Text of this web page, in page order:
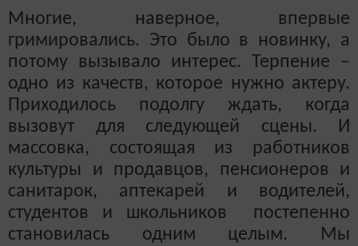
Многие, наверное, впервые
гримировались. Это было в новинку, а
потому вызывало интерес. Терпение –
одно из качеств, которое нужно актеру.
Приходилось подолгу ждать, когда
вызовут для следующей сцены. И
массовка, состоящая из работников
культуры и продавцов, пенсионеров и
санитарок, аптекарей и водителей,
студентов и школьников постепенно
становилась одним целым. Мы